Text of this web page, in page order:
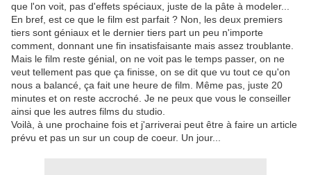
que l'on voit, pas d'effets spéciaux, juste de la pâte à modeler...
En bref, est ce que le film est parfait ? Non, les deux premiers
tiers sont géniaux et le dernier tiers part un peu n'importe
comment, donnant une fin insatisfaisante mais assez troublante.
Mais le film reste génial, on ne voit pas le temps passer, on ne
veut tellement pas que ça finisse, on se dit que vu tout ce qu'on
nous a balancé, ça fait une heure de film. Même pas, juste 20
minutes et on reste accroché. Je ne peux que vous le conseiller
ainsi que les autres films du studio.
Voilà, à une prochaine fois et j'arriverai peut être à faire un article
prévu et pas un sur un coup de coeur. Un jour...